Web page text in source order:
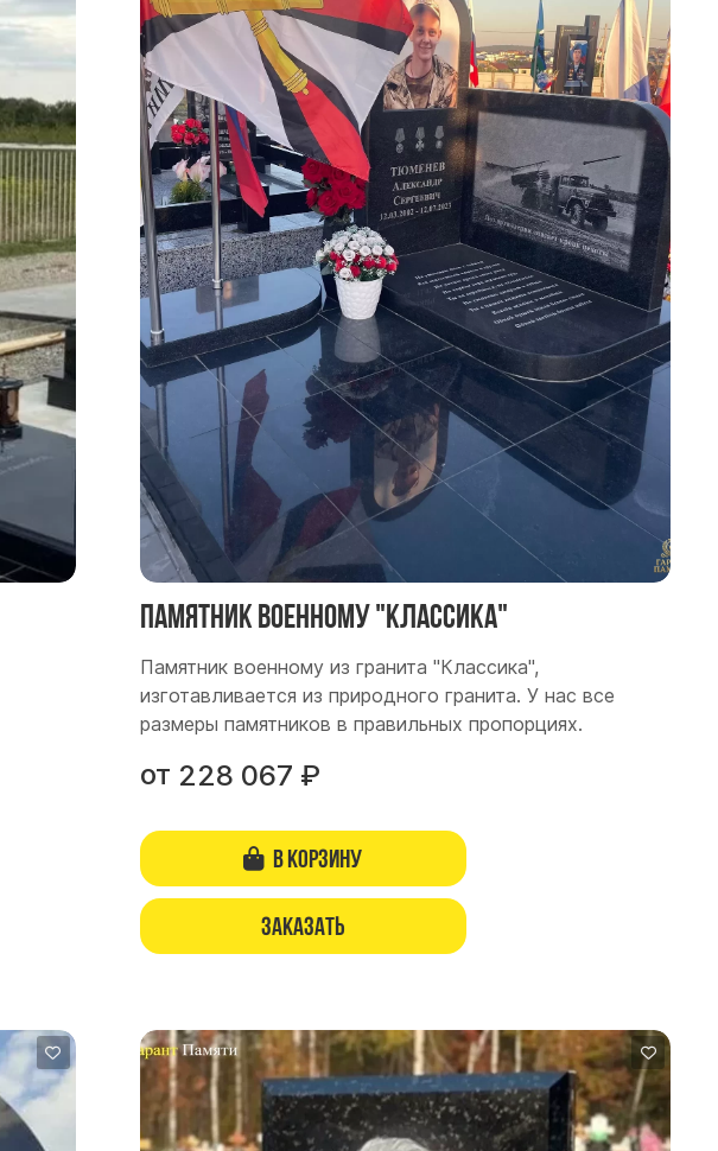
Памятник военному "Классика"
Памятник военному из гранита "Классика",
изготавливается из природного гранита. У нас все
размеры памятников в правильных пропорциях.
от 228 067 ₽
В корзину
Заказать